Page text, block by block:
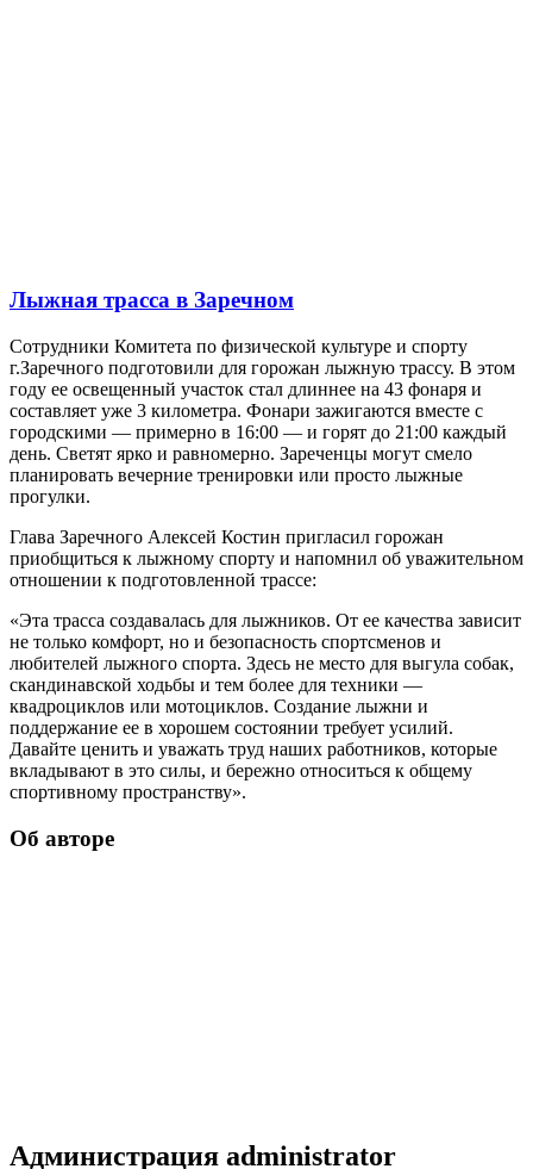
Лыжная трасса в Заречном
Сотрудники Комитета по физической культуре и спорту
г.Заречного подготовили для горожан лыжную трассу. В этом
году ее освещенный участок стал длиннее на 43 фонаря и
составляет уже 3 километра. Фонари зажигаются вместе с
городскими — примерно в 16:00 — и горят до 21:00 каждый
день. Светят ярко и равномерно. Зареченцы могут смело
планировать вечерние тренировки или просто лыжные
прогулки.
Глава Заречного Алексей Костин пригласил горожан
приобщиться к лыжному спорту и напомнил об уважительном
отношении к подготовленной трассе:
«Эта трасса создавалась для лыжников. От ее качества зависит
не только комфорт, но и безопасность спортсменов и
любителей лыжного спорта. Здесь не место для выгула собак,
скандинавской ходьбы и тем более для техники —
квадроциклов или мотоциклов. Создание лыжни и
поддержание ее в хорошем состоянии требует усилий.
Давайте ценить и уважать труд наших работников, которые
вкладывают в это силы, и бережно относиться к общему
спортивному пространству».
Об авторе
Администрация administrator